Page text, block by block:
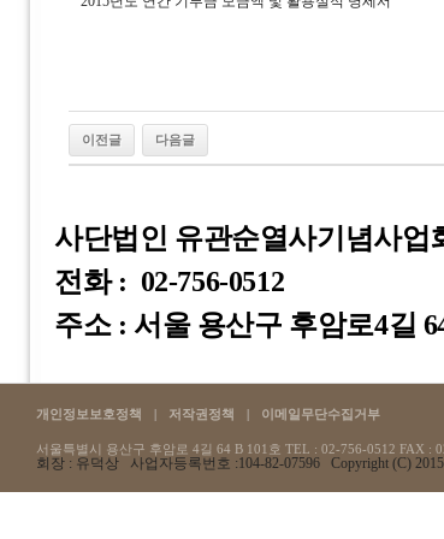
이전글 다음글
사단법인 유관순열사기념사업
전화 : 02-756-0512
주소 : 서울 용산구 후암로4길
개인정보보호정책 | 저작권정책 | 이메일무단수집거부
서울특별시 용산구 후암로 4길 64 B 101호 TEL : 02-756-0512 FAX :
회장 : 유덕상 사업자등록번호 :104-82-07596 Copyright (C) 2015